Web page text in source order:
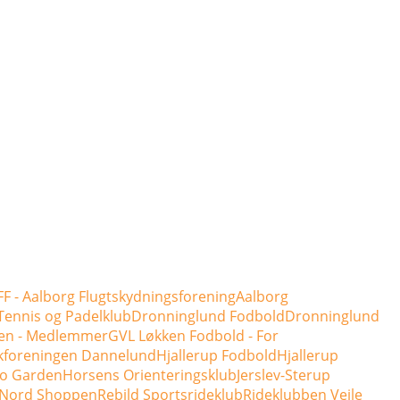
- Aalborg FlugtskydningsforeningAalborg
og PadelklubDronninglund FodboldDronninglund
- MedlemmerGVL Løkken Fodbold - For
DannelundHjallerup FodboldHjallerup
GardenHorsens OrienteringsklubJerslev-Sterup
ShoppenRebild SportsrideklubRideklubben Vejle